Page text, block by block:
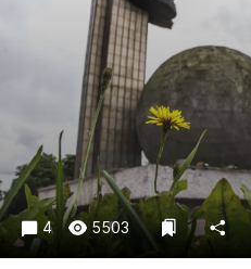
Образование
Общество
Погода
Праздники
Происшествия
Спорт
Экономика и бизнес
4 5503